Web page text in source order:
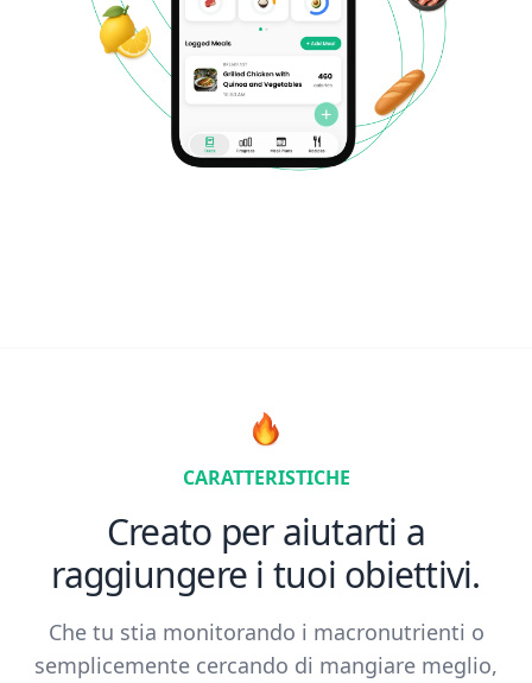
CARATTERISTICHE
Creato per aiutarti a
raggiungere i tuoi obiettivi.
Che tu stia monitorando i macronutrienti o
semplicemente cercando di mangiare meglio,